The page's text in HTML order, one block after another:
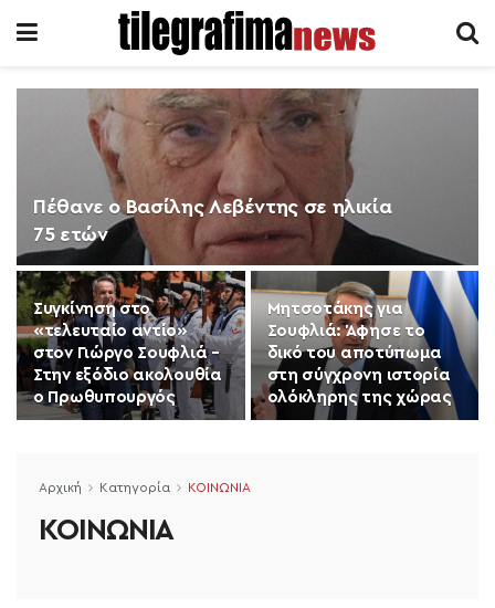
Πέθανε ο Βασίλης Λεβέντης σε ηλικία
75 ετών
Συγκίνηση στο
«τελευταίο αντίο»
στον Γιώργο Σουφλιά –
Στην εξόδιο ακολουθία
ο Πρωθυπουργός
Μητσοτάκης για
Σουφλιά: Άφησε το
δικό του αποτύπωμα
στη σύγχρονη ιστορία
ολόκληρης της χώρας
Αρχική Κατηγορία ΚΟΙΝΩΝΙΑ
ΚΟΙΝΩΝΙΑ